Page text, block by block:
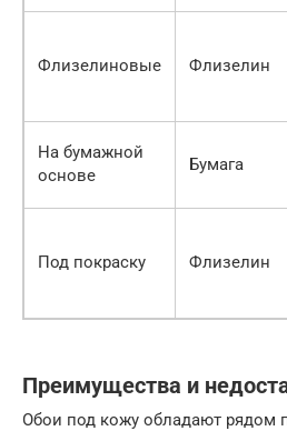
Флизелиновые Флизелин
На бумажной
основе
Бумага
Под покраску Флизелин
Преимущества и
Обои под кожу обладают рядом